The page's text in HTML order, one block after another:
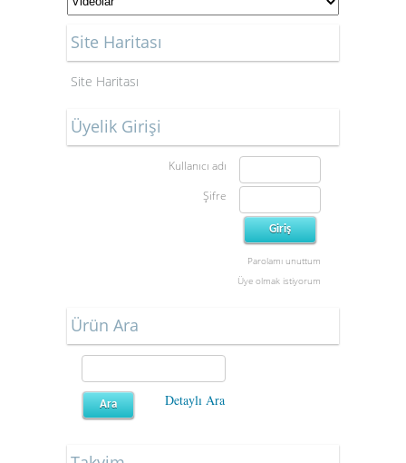
Site Haritası
Site Haritası
Üyelik Girişi
Kullanıcı adı
Şifre
Parolamı unuttum
Üye olmak istiyorum
Ürün Ara
Detaylı Ara